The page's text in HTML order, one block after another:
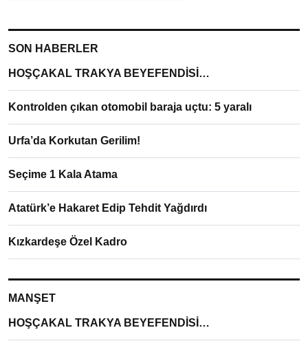
SON HABERLER
HOŞÇAKAL TRAKYA BEYEFENDİSİ…
Kontrolden çıkan otomobil baraja uçtu: 5 yaralı
Urfa’da Korkutan Gerilim!
Seçime 1 Kala Atama
Atatürk’e Hakaret Edip Tehdit Yağdırdı
Kızkardeşe Özel Kadro
MANŞET
HOŞÇAKAL TRAKYA BEYEFENDİSİ…